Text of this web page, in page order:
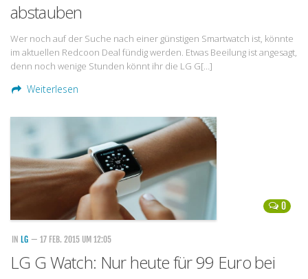
abstauben
Wer noch auf der Suche nach einer günstigen Smartwatch ist, könnte
im aktuellen Redcoon Deal fündig werden. Etwas Beeilung ist angesagt,
denn noch wenige Stunden könnt ihr die LG G[…]
Weiterlesen
0
IN LG — 17 FEB. 2015 UM 12:05
LG G Watch: Nur heute für 99 Euro bei